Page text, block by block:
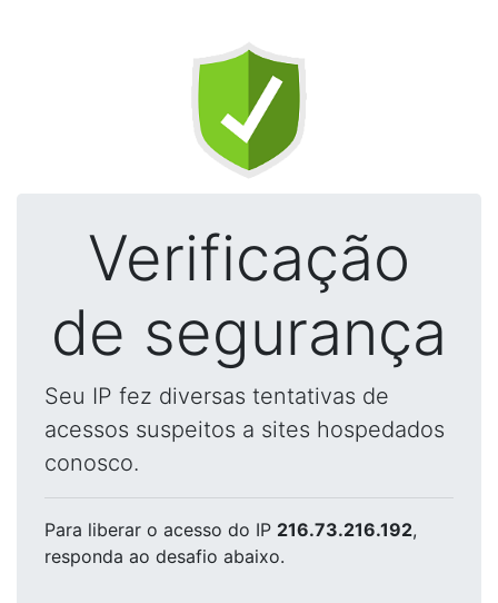
Verificação
de segurança
Seu IP fez diversas tentativas de
acessos suspeitos a sites hospedados
conosco.
Para liberar o acesso do IP 216.73.216.192,
responda ao desafio abaixo.